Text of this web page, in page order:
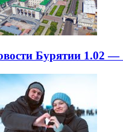
Бурятии 1.02 —